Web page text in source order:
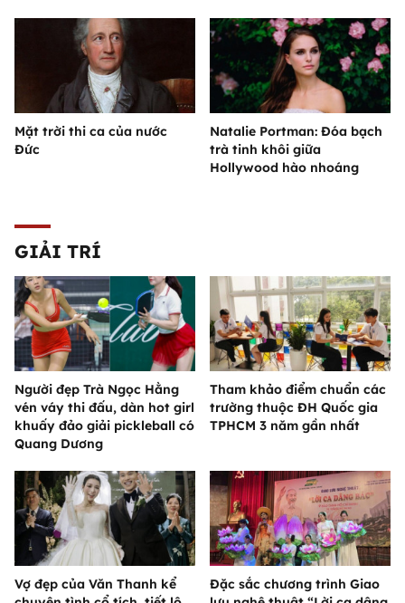
Mặt trời thi ca của nước
Đức
Natalie Portman: Đóa bạch
trà tinh khôi giữa
Hollywood hào nhoáng
GIẢI TRÍ
Người đẹp Trà Ngọc Hằng
vén váy thi đấu, dàn hot girl
khuấy đảo giải pickleball có
Quang Dương
Tham khảo điểm chuẩn các
trường thuộc ĐH Quốc gia
TPHCM 3 năm gần nhất
Vợ đẹp của Văn Thanh kể
Đặc sắc chương trình Giao